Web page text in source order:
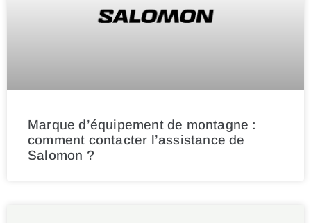
Marque d’équipement de montagne :
comment contacter l’assistance de
Salomon ?